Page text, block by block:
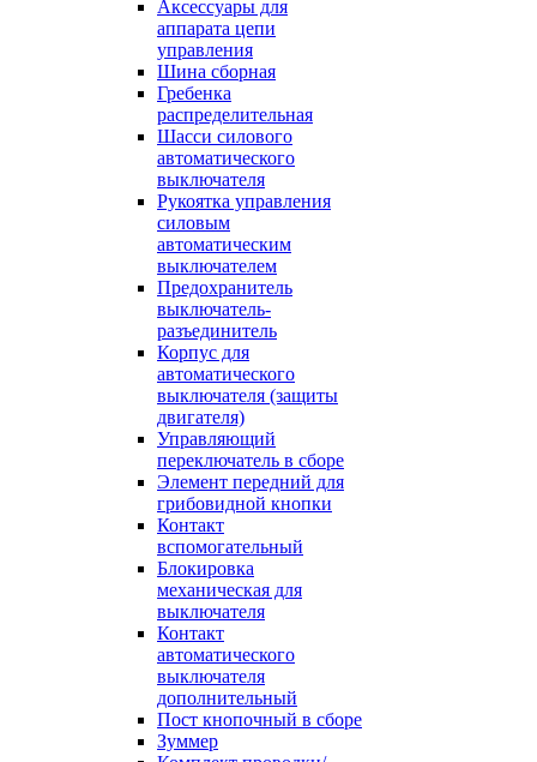
Аксессуары для
аппарата цепи
управления
Шина сборная
Гребенка
распределительная
Шасси силового
автоматического
выключателя
Рукоятка управления
силовым
автоматическим
выключателем
Предохранитель
выключатель-
разъединитель
Корпус для
автоматического
выключателя (защиты
двигателя)
Управляющий
переключатель в сборе
Элемент передний для
грибовидной кнопки
Контакт
вспомогательный
Блокировка
механическая для
выключателя
Контакт
автоматического
выключателя
дополнительный
Пост кнопочный в сборе
Зуммер